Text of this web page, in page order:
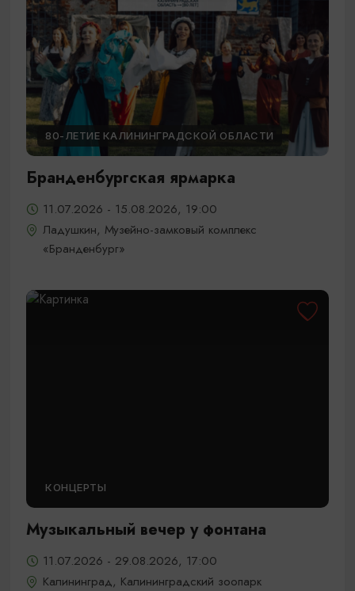
80-ЛЕТИЕ КАЛИНИНГРАДСКОЙ ОБЛАСТИ
Бранденбургская ярмарка
11.07.2026 - 15.08.2026, 19:00
Ладушкин, Музейно-замковый комплекс
«Бранденбург»
КОНЦЕРТЫ
Музыкальный вечер у фонтана
11.07.2026 - 29.08.2026, 17:00
Калининград, Калининградский зоопарк